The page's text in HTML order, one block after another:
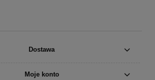
Dostawa
Moje konto